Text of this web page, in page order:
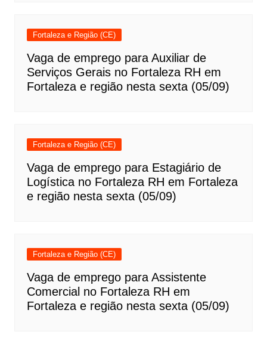
Fortaleza e Região (CE)
Vaga de emprego para Auxiliar de
Serviços Gerais no Fortaleza RH em
Fortaleza e região nesta sexta (05/09)
Fortaleza e Região (CE)
Vaga de emprego para Estagiário de
Logística no Fortaleza RH em Fortaleza
e região nesta sexta (05/09)
Fortaleza e Região (CE)
Vaga de emprego para Assistente
Comercial no Fortaleza RH em
Fortaleza e região nesta sexta (05/09)